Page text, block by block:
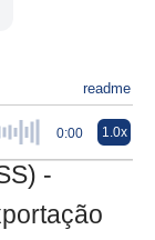
readme
0:00 1.0x
-